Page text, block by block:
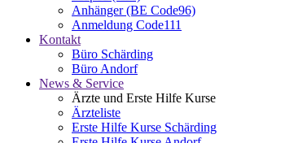
Anhänger (BE Code96)
Anmeldung Code111
Kontakt
Büro Schärding
Büro Andorf
News & Service
Ärzte und Erste Hilfe Kurse
Ärzteliste
Erste Hilfe Kurse Schärding